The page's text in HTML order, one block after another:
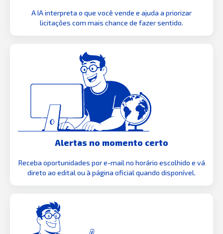
A IA interpreta o que você vende e ajuda a priorizar
licitações com mais chance de fazer sentido.
Alertas no momento certo
Receba oportunidades por e-mail no horário escolhido e vá
direto ao edital ou à página oficial quando disponível.